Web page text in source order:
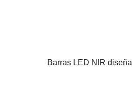
Barras LED NIR